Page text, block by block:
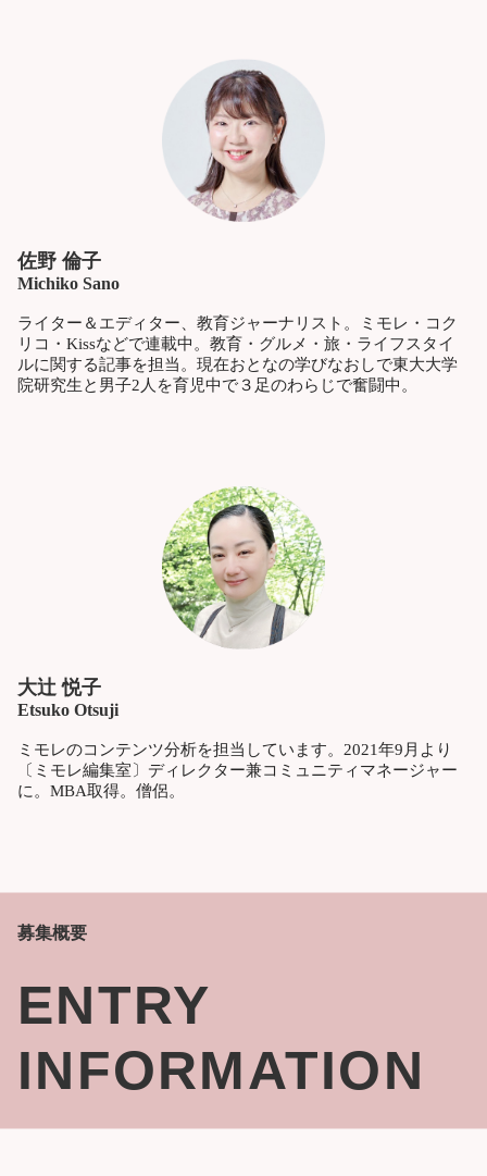
佐野 倫子
Michiko Sano
ライター＆エディター、教育ジャーナリスト。ミモレ・コク
リコ・Kissなどで連載中。教育・グルメ・旅・ライフスタイ
ルに関する記事を担当。現在おとなの学びなおしで東大大学
院研究生と男子2人を育児中で３足のわらじで奮闘中。
大辻 悦子
Etsuko Otsuji
ミモレのコンテンツ分析を担当しています。2021年9月より
〔ミモレ編集室〕ディレクター兼コミュニティマネージャー
に。MBA取得。僧侶。
募集概要
ENTRY
INFORMATION